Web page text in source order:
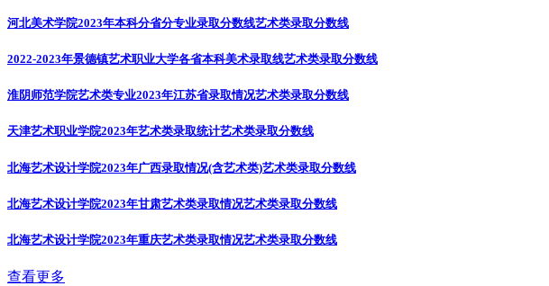
河北美术学院2023年本科分省分专业录取分数线艺术类录取分数线
2022-2023年景德镇艺术职业大学各省本科美术录取线艺术类录取分数线
淮阴师范学院艺术类专业2023年江苏省录取情况艺术类录取分数线
天津艺术职业学院2023年艺术类录取统计艺术类录取分数线
北海艺术设计学院2023年广西录取情况(含艺术类)艺术类录取分数线
北海艺术设计学院2023年甘肃艺术类录取情况艺术类录取分数线
北海艺术设计学院2023年重庆艺术类录取情况艺术类录取分数线
查看更多